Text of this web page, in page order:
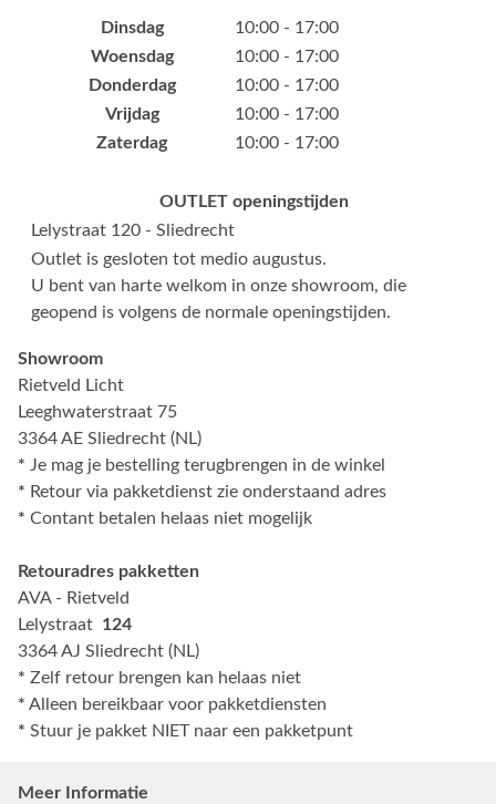
Dinsdag
10:00 - 17:00
Woensdag
10:00 - 17:00
Donderdag
10:00 - 17:00
Vrijdag
10:00 - 17:00
Zaterdag
10:00 - 17:00
OUTLET openingstijden
Lelystraat 120 - Sliedrecht
Outlet is gesloten tot medio augustus.
U bent van harte welkom in onze showroom, die
geopend is volgens de normale openingstijden.
Showroom
Rietveld Licht
Leeghwaterstraat 75
3364 AE Sliedrecht (NL)
* Je mag je bestelling terugbrengen in de winkel
* Retour via pakketdienst zie onderstaand adres
* Contant betalen helaas niet mogelijk
Retouradres pakketten
AVA - Rietveld
Lelystraat 124
3364 AJ Sliedrecht (NL)
* Zelf retour brengen kan helaas niet
* Alleen bereikbaar voor pakketdiensten
* Stuur je pakket NIET naar een pakketpunt
Meer Informatie